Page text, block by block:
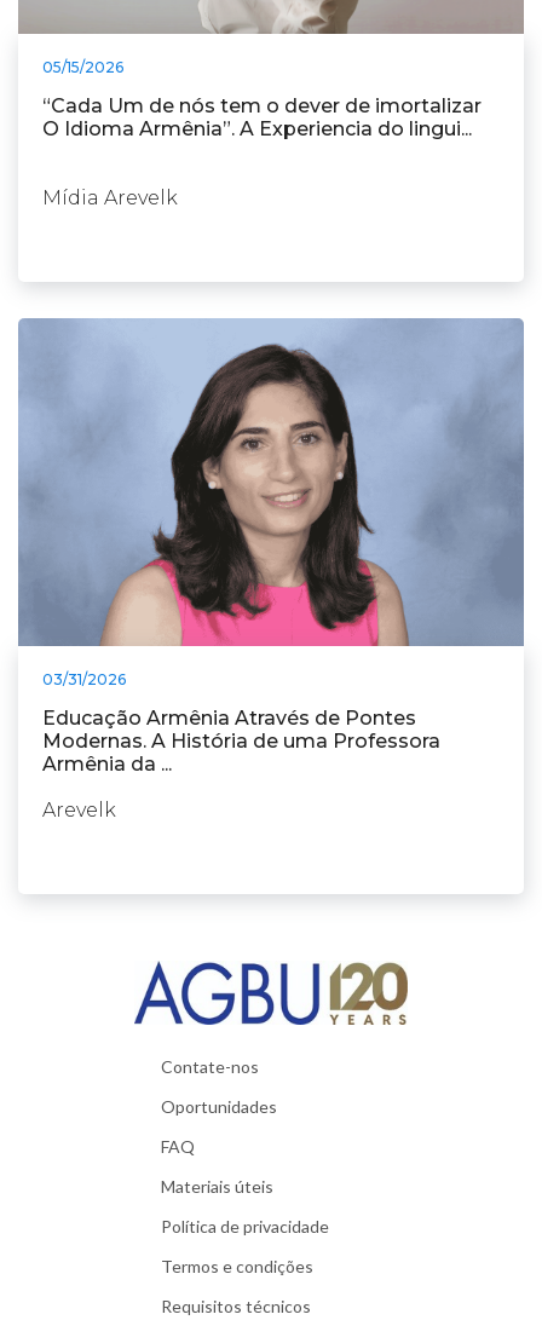
05/15/2026
“Cada Um de nós tem o dever de imortalizar
O Idioma Armênia”. A Experiencia do lingui...
Mídia Arevelk
03/31/2026
Educação Armênia Através de Pontes
Modernas. A História de uma Professora
Armênia da ...
Arevelk
Contate-nos
Oportunidades
FAQ
Materiais úteis
Política de privacidade
Termos e condições
Requisitos técnicos